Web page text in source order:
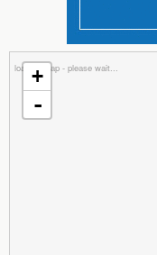
loading map - please wait...
+
-